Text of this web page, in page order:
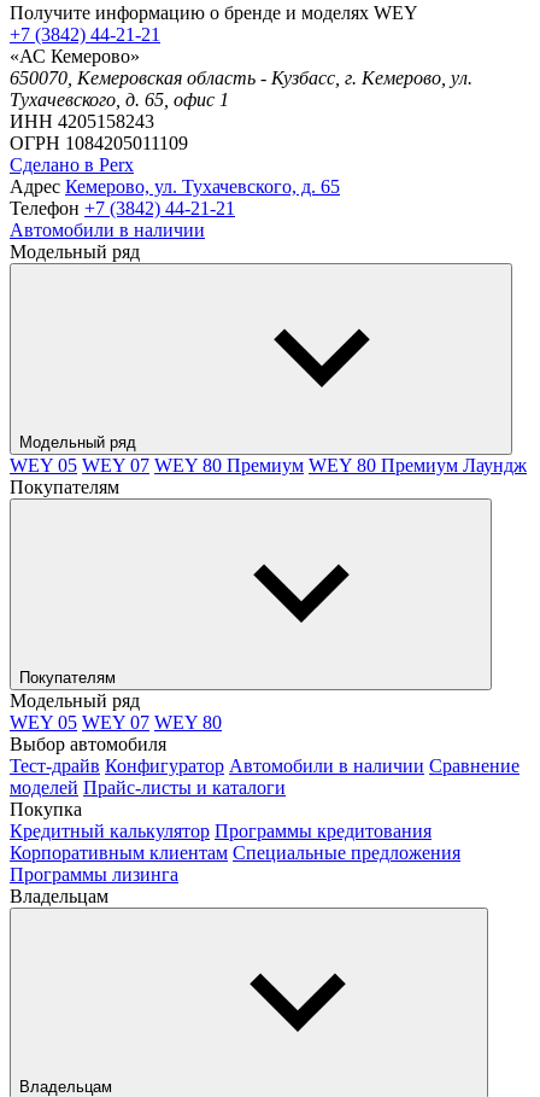
Получите информацию о бренде и моделях WEY
+7 (3842) 44-21-21
«АС Кемерово»
650070, Кемеровская область - Кузбасс, г. Кемерово, ул.
Тухачевского, д. 65, офис 1
ИНН 4205158243
ОГРН 1084205011109
Сделано в Perx
Адрес Кемерово, ул. Тухачевского, д. 65
Телефон +7 (3842) 44-21-21
Автомобили в наличии
Модельный ряд
Модельный ряд
WEY 05 WEY 07 WEY 80 Премиум WEY 80 Премиум Лаундж
Покупателям
Покупателям
Модельный ряд
WEY 05 WEY 07 WEY 80
Выбор автомобиля
Тест-драйв Конфигуратор Автомобили в наличии Сравнение
моделей Прайс-листы и каталоги
Покупка
Кредитный калькулятор Программы кредитования
Корпоративным клиентам Специальные предложения
Программы лизинга
Владельцам
Владельцам